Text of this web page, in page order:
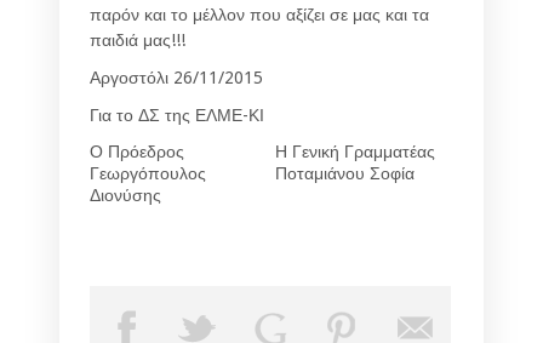
παρόν και το μέλλον που αξίζει σε μας και τα
παιδιά μας!!!
Αργοστόλι 26/11/2015
Για το ΔΣ της ΕΛΜΕ-ΚΙ
Ο Πρόεδρος
Η Γενική Γραμματέας
Γεωργόπουλος
Διονύσης
Ποταμιάνου Σοφία